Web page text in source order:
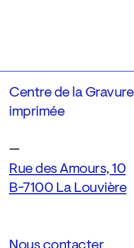
Centre de la
imprimée
—
Rue des Amours, 10
B-7100 La Louvière